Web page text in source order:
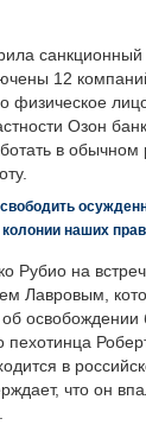
санкционный
12
физическое
Озон
в
наших
Рубио на
Лавровым,
освобождении
пехотинца
в
что он